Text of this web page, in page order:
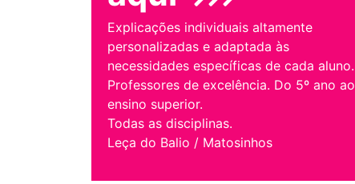
Explicações individuais altamente
personalizadas e adaptada às
necessidades específicas de cada aluno.
Professores de excelência. Do 5º ano ao
ensino superior.
Todas as disciplinas.
Leça do Balio / Matosinhos